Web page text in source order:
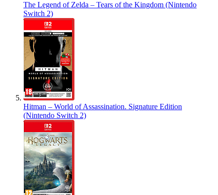
The Legend of Zelda – Tears of the Kingdom (Nintendo
Switch 2)
Hitman – World of Assassination. Signature Edition
(Nintendo Switch 2)